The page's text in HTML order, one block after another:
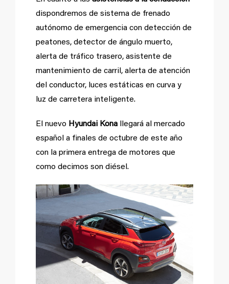
dispondremos de sistema de frenado
autónomo de emergencia con detección de
peatones, detector de ángulo muerto,
alerta de tráfico trasero, asistente de
mantenimiento de carril, alerta de atención
del conductor, luces estáticas en curva y
luz de carretera inteligente.
El nuevo Hyundai Kona llegará al mercado
español a finales de octubre de este año
con la primera entrega de motores que
como decimos son diésel.